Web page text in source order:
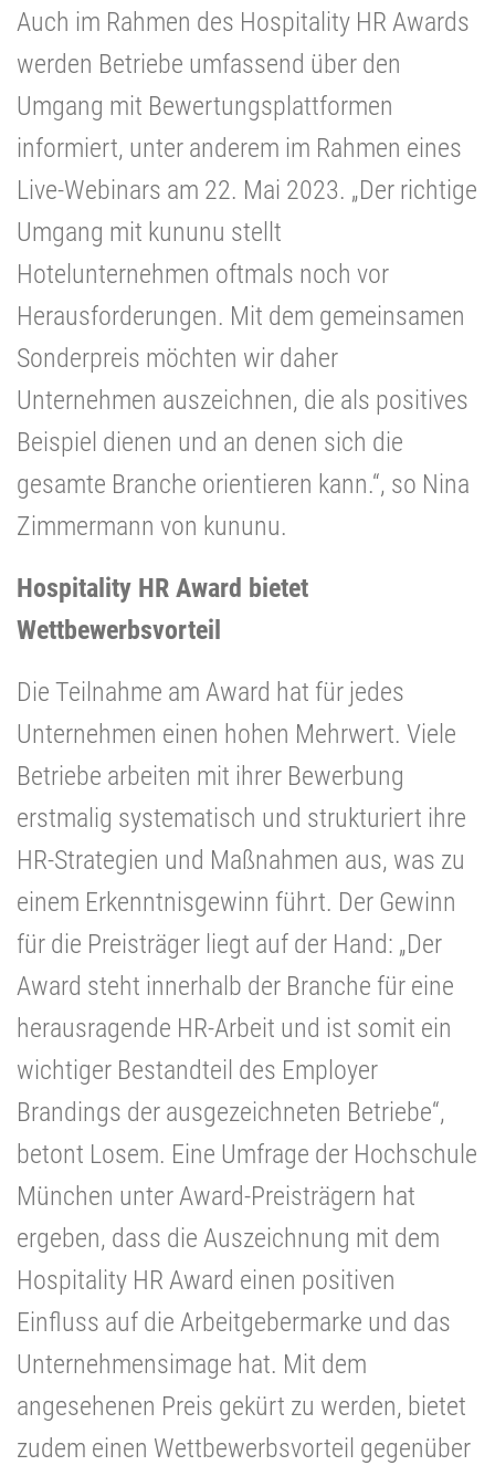
Auch im Rahmen des Hospitality HR Awards
werden Betriebe umfassend über den
Umgang mit Bewertungsplattformen
informiert, unter anderem im Rahmen eines
Live-Webinars am 22. Mai 2023. „Der richtige
Umgang mit kununu stellt
Hotelunternehmen oftmals noch vor
Herausforderungen. Mit dem gemeinsamen
Sonderpreis möchten wir daher
Unternehmen auszeichnen, die als positives
Beispiel dienen und an denen sich die
gesamte Branche orientieren kann.“, so Nina
Zimmermann von kununu.
Hospitality HR Award bietet
Wettbewerbsvorteil
Die Teilnahme am Award hat für jedes
Unternehmen einen hohen Mehrwert. Viele
Betriebe arbeiten mit ihrer Bewerbung
erstmalig systematisch und strukturiert ihre
HR-Strategien und Maßnahmen aus, was zu
einem Erkenntnisgewinn führt. Der Gewinn
für die Preisträger liegt auf der Hand: „Der
Award steht innerhalb der Branche für eine
herausragende HR-Arbeit und ist somit ein
wichtiger Bestandteil des Employer
Brandings der ausgezeichneten Betriebe“,
betont Losem. Eine Umfrage der Hochschule
München unter Award-Preisträgern hat
ergeben, dass die Auszeichnung mit dem
Hospitality HR Award einen positiven
Einfluss auf die Arbeitgebermarke und das
Unternehmensimage hat. Mit dem
angesehenen Preis gekürt zu werden, bietet
zudem einen Wettbewerbsvorteil gegenüber